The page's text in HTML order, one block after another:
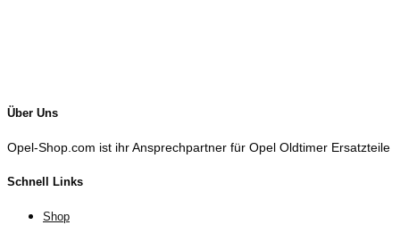
Über Uns
Opel-Shop.com ist ihr Ansprechpartner für Opel Oldtimer Ersatzteile
Schnell Links
Shop